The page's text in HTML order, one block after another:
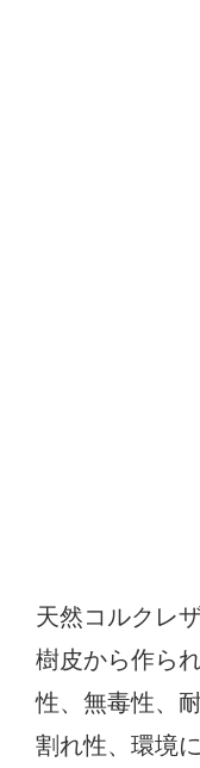
天然コルクレ
樹皮から作ら
性、無毒性、
割れ性、環境